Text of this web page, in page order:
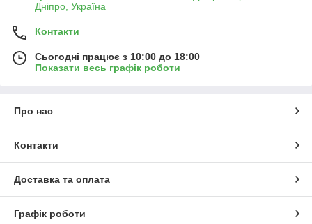
Дніпро, Україна
Контакти
Сьогодні працює з 10:00 до 18:00
Показати весь графік роботи
Про нас
Контакти
Доставка та оплата
Графік роботи